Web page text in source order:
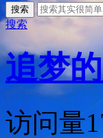
搜索
搜索
追梦
访问量